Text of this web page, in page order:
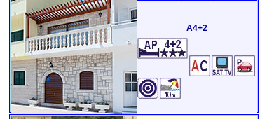
A4+2